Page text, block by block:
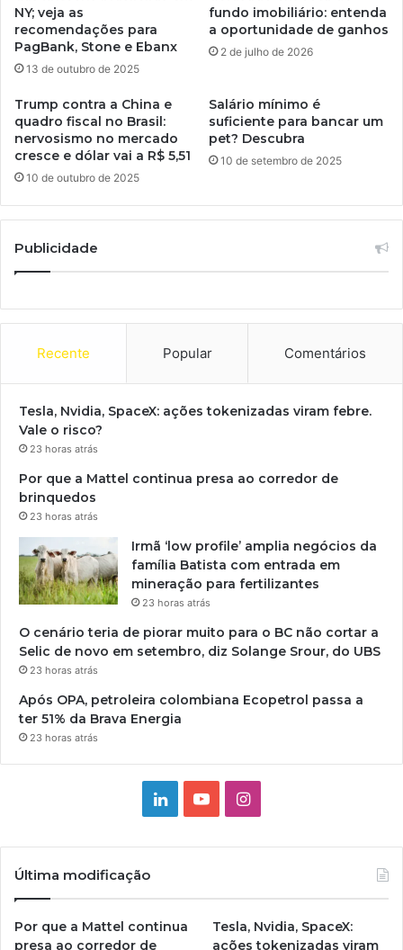
NY; veja as
recomendações para
PagBank, Stone e Ebanx
13 de outubro de 2025
fundo imobiliário: entenda
a oportunidade de ganhos
2 de julho de 2026
Trump contra a China e
quadro fiscal no Brasil:
nervosismo no mercado
cresce e dólar vai a R$ 5,51
10 de outubro de 2025
Salário mínimo é
suficiente para bancar um
pet? Descubra
10 de setembro de 2025
Publicidade
Recente Popular Comentários
Tesla, Nvidia, SpaceX: ações tokenizadas viram febre.
Vale o risco?
23 horas atrás
Por que a Mattel continua presa ao corredor de
brinquedos
23 horas atrás
Irmã ‘low profile’ amplia negócios da
família Batista com entrada em
mineração para fertilizantes
23 horas atrás
O cenário teria de piorar muito para o BC não cortar a
Selic de novo em setembro, diz Solange Srour, do UBS
23 horas atrás
Após OPA, petroleira colombiana Ecopetrol passa a
ter 51% da Brava Energia
23 horas atrás
LinkedinYouTubeInstagram
Última modificação
Por que a Mattel continua
presa ao corredor de
Tesla, Nvidia, SpaceX:
ações tokenizadas viram